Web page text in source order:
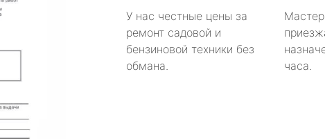
У нас честные цены за
ремонт садовой и
бензиновой техники без
обмана.
часа.